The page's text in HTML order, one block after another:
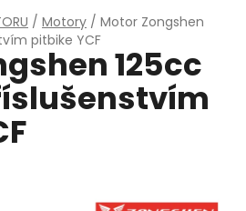
/ Motory / Motor Zongshen
pitbike YCF
125cc